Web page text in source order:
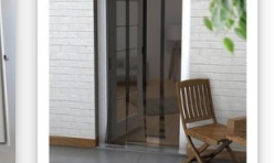
Dodaj
na
listu
želja